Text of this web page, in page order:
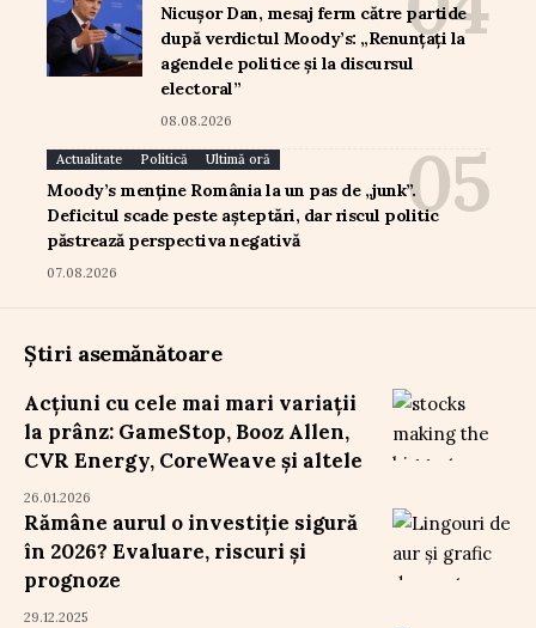
Nicușor Dan, mesaj ferm către partide
după verdictul Moody’s: „Renunțați la
agendele politice și la discursul
electoral”
08.08.2026
Actualitate Politică Ultimă oră
Moody’s menține România la un pas de „junk”.
Deficitul scade peste așteptări, dar riscul politic
păstrează perspectiva negativă
07.08.2026
Știri asemănătoare
Acțiuni cu cele mai mari variații
la prânz: GameStop, Booz Allen,
CVR Energy, CoreWeave și altele
26.01.2026
Rămâne aurul o investiție sigură
în 2026? Evaluare, riscuri și
prognoze
29.12.2025